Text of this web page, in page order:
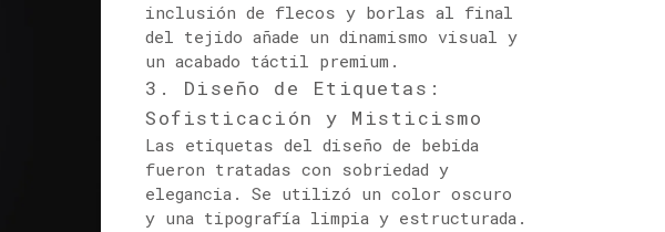
inclusión de flecos y borlas al final
del tejido añade un dinamismo visual y
un acabado táctil premium.
3. Diseño de Etiquetas:
Sofisticación y Misticismo
Las etiquetas del diseño de bebida
fueron tratadas con sobriedad y
elegancia. Se utilizó un color oscuro
y una tipografía limpia y estructurada.